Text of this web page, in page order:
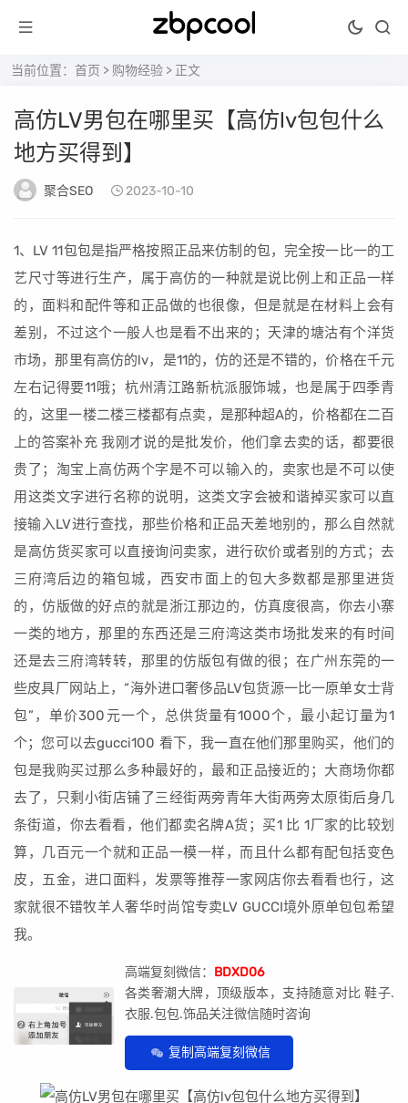
当前位置： 首页 > 购物经验 > 正文
高仿LV男包在哪里买【高仿lv包包什么
地方买得到】
聚合SEO 2023-10-10
1、LV 11包包是指严格按照正品来仿制的包，完全按一比一的工
艺尺寸等进行生产，属于高仿的一种就是说比例上和正品一样
的，面料和配件等和正品做的也很像，但是就是在材料上会有
差别，不过这个一般人也是看不出来的；天津的塘沽有个洋货
市场，那里有高仿的lv，是11的，仿的还是不错的，价格在千元
左右记得要11哦；杭州清江路新杭派服饰城，也是属于四季青
的，这里一楼二楼三楼都有点卖，是那种超A的，价格都在二百
上的答案补充 我刚才说的是批发价，他们拿去卖的话，都要很
贵了；淘宝上高仿两个字是不可以输入的，卖家也是不可以使
用这类文字进行名称的说明，这类文字会被和谐掉买家可以直
接输入LV进行查找，那些价格和正品天差地别的，那么自然就
是高仿货买家可以直接询问卖家，进行砍价或者别的方式；去
三府湾后边的箱包城，西安市面上的包大多数都是那里进货
的，仿版做的好点的就是浙江那边的，仿真度很高，你去小寨
一类的地方，那里的东西还是三府湾这类市场批发来的有时间
还是去三府湾转转，那里的仿版包有做的很；在广州东莞的一
些皮具厂网站上，“海外进口奢侈品LV包货源一比一原单女士背
包”，单价300元一个，总供货量有1000个，最小起订量为1
个；您可以去gucci100 看下，我一直在他们那里购买，他们的
包是我购买过那么多种最好的，最和正品接近的；大商场你都
去了，只剩小街店铺了三经街两旁青年大街两旁太原街后身几
条街道，你去看看，他们都卖名牌A货；买1 比 1厂家的比较划
算，几百元一个就和正品一模一样，而且什么都有配包括变色
皮，五金，进口面料，发票等推荐一家网店你去看看也行，这
家就很不错牧羊人奢华时尚馆专卖LV GUCCI境外原单包包希望
我。
高端复刻微信： BDXD06
各类奢潮大牌，顶级版本，支持随意对比 鞋子.
衣服.包包.饰品关注微信随时咨询
复制高端复刻微信